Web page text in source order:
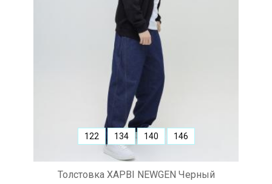
Толстовка ХАРВІ NEWGEN Черный
122 134 140 146